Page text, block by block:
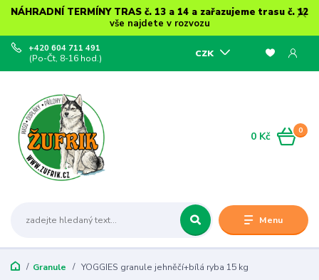
NÁHRADNÍ TERMÍNY TRAS č. 13 a 14 a zařazujeme trasu č. 12
vše najdete v rozvozu
Menu
CZK
+420 604 711 491
(Po-Čt, 8-16 hod.)
0
0 Kč
Granule YOGGIES granule jehněčí+bílá ryba 15 kg